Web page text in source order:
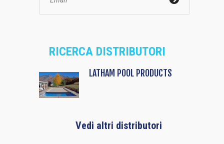
RICERCA DISTRIBUTORI
LATHAM POOL PRODUCTS
Vedi altri distributori